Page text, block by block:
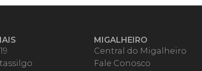
MIGALHEIRO
Central do Migalheiro
Fale Conosco